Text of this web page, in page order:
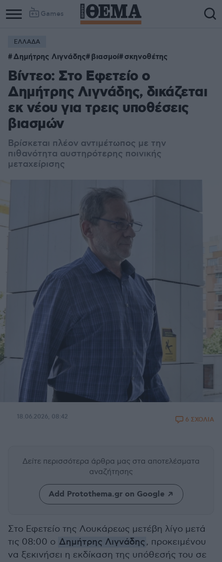
Games
ΕΛΛΑΔΑ
Δημήτρης Λιγνάδης βιασμοί σκηνοθέτης
Βίντεο: Στο Εφετείο ο
Δημήτρης Λιγνάδης, δικάζεται
εκ νέου για τρεις υποθέσεις
βιασμών
Βρίσκεται πλέον αντιμέτωπος με την
πιθανότητα αυστηρότερης ποινικής
μεταχείρισης
18.06.2026, 08:42 6 ΣΧΟΛΙΑ
Δείτε περισσότερα άρθρα μας στα αποτελέσματα
αναζήτησης
Add Protothema.gr on Google
Στο Εφετείο της Λουκάρεως μετέβη λίγο μετά
τις 08:00 ο Δημήτρης Λιγνάδης, προκειμένου
να ξεκινήσει η εκδίκαση της υπόθεσής του σε